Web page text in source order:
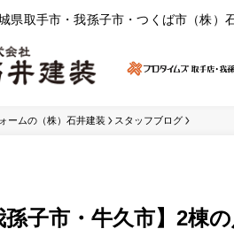
県取⼿市・我孫⼦市・つくば市（株）
ームの（株）石井建装 スタッフブログ
孫子市・牛久市】2棟